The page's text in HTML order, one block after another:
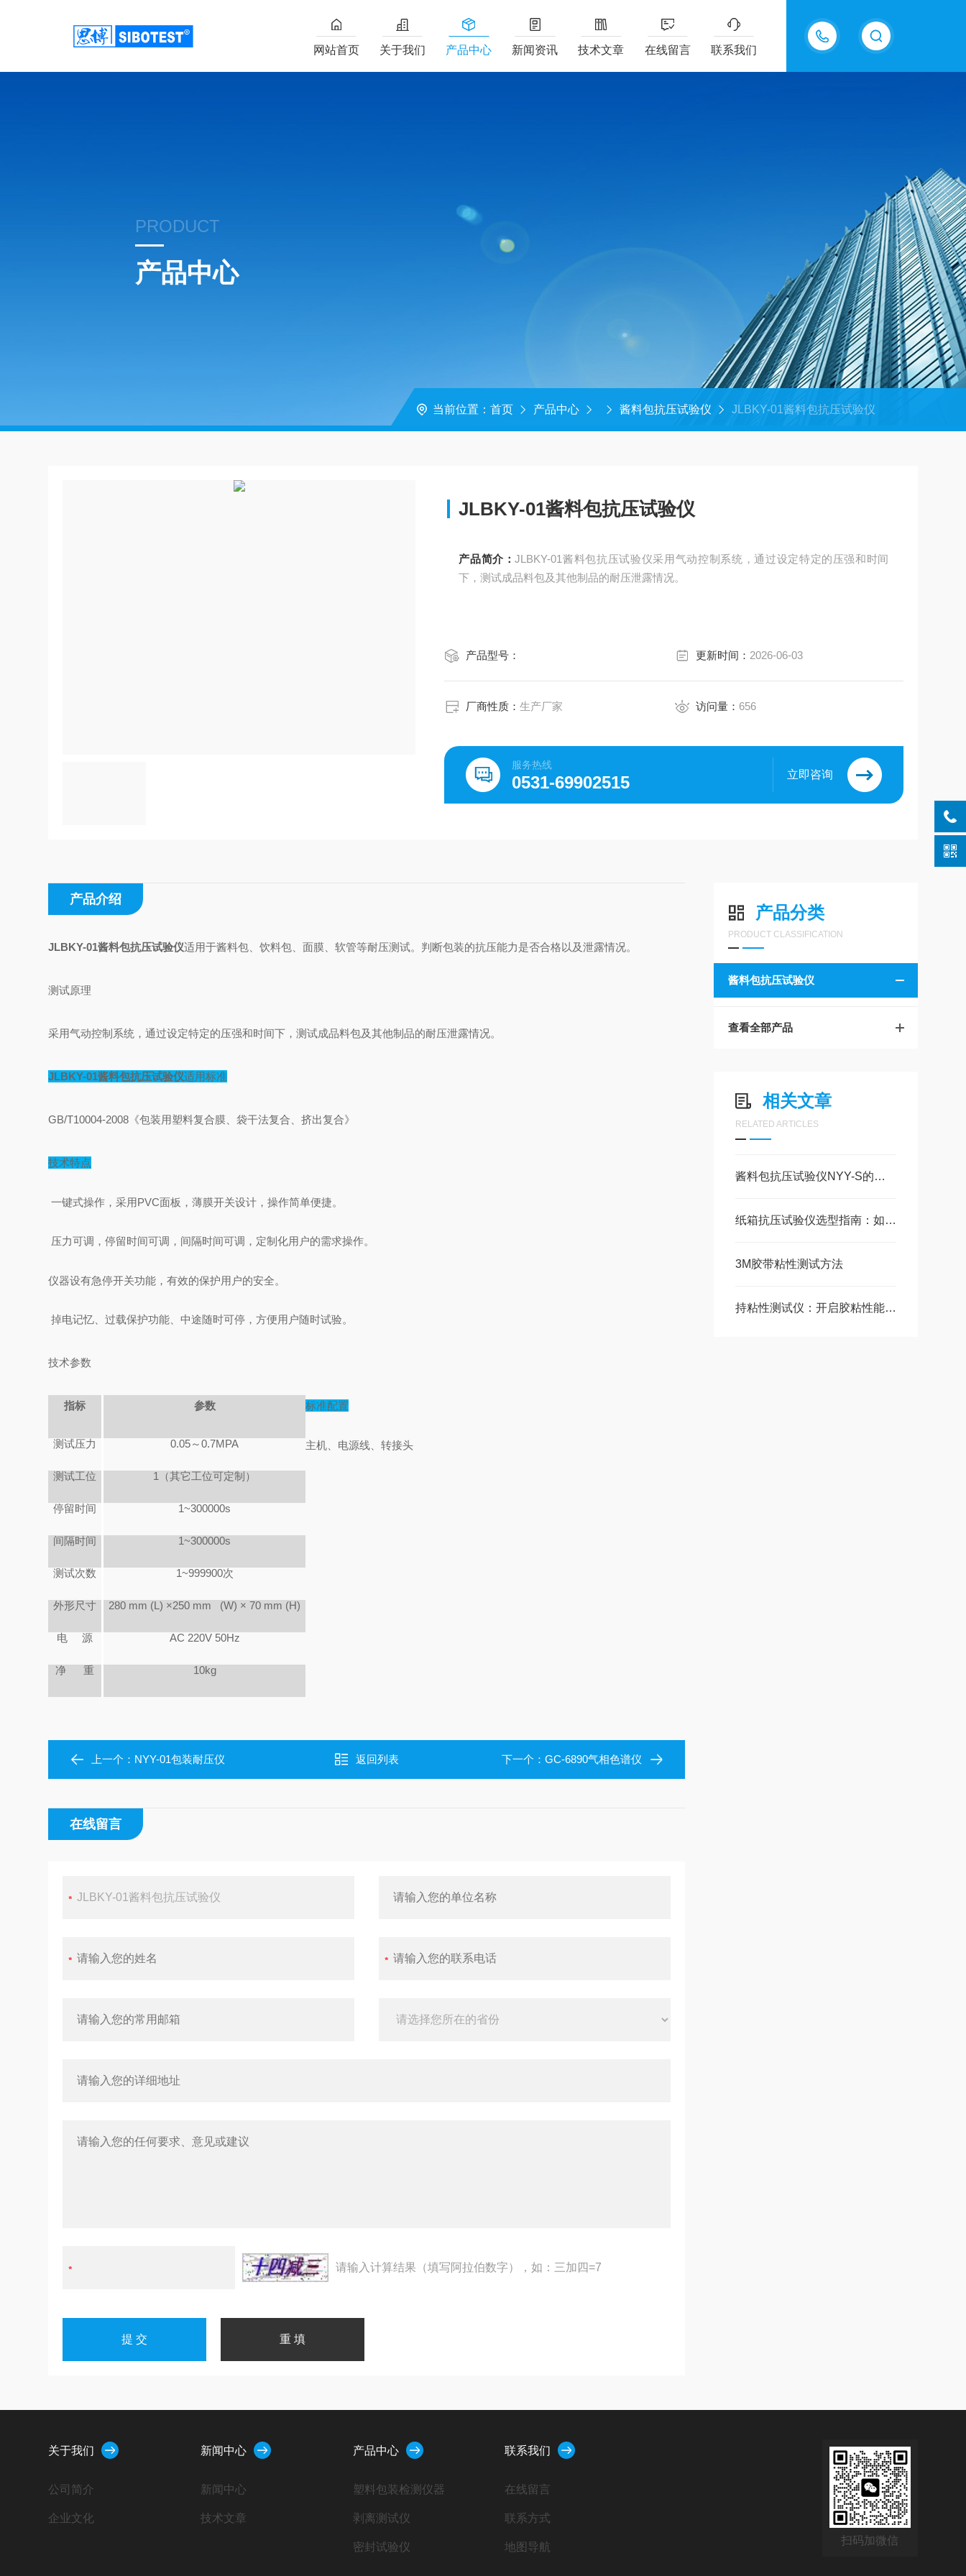
15098975615
网站首页 关于我们 产品中心 新闻资讯 技术文章 在线留言 联系我们
PRODUCT
产品中心
当前位置： 首页 产品中心 酱料包抗压试验仪 JLBKY-01酱料包抗压试验仪
JLBKY-01酱料包抗压试验仪
产品简介：JLBKY-01酱料包抗压试验仪采用气动控制系统，通过设定特定的压强和时间
下，测试成品料包及其他制品的耐压泄露情况。
产品型号： 更新时间： 2026-06-03
厂商性质：生产厂家 访问量： 656
服务热线
0531-69902515 立即咨询
产品分类
PRODUCT CLASSIFICATION
酱料包抗压试验仪
查看全部产品
相关文章
RELATED ARTICLES
酱料包抗压试验仪NYY-S的测试原理和试验步骤
纸箱抗压试验仪选型指南：如何根据测试需求选择合适的量程、精度与测试模式？
3M胶带粘性测试方法
持粘性测试仪：开启胶粘性能评估的新时代
产品介绍
JLBKY-01酱料包抗压试验仪适用于酱料包、饮料包、面膜、软管等耐压测试。判断包装的抗压能力是否合格以及泄露情况。
测试原理
采用气动控制系统，通过设定特定的压强和时间下，测试成品料包及其他制品的耐压泄露情况。
JLBKY-01酱料包抗压试验仪适用标准
GB/T10004-2008《包装用塑料复合膜、袋干法复合、挤出复合》
技术特点
一键式操作，采用PVC面板，薄膜开关设计，操作简单便捷。
压力可调，停留时间可调，间隔时间可调，定制化用户的需求操作。
仪器设有急停开关功能，有效的保护用户的安全。
掉电记忆、过载保护功能、中途随时可停，方便用户随时试验。
技术参数
指标 参数
测试压力 0.05～0.7MPA
测试工位 1 （其它工位可定制）
停留时间 1~300000s
间隔时间 1~300000s
测试次数 1~999900次
外形尺寸 280 mm (L) ×250 mm (W) × 70 mm (H)
电 源 AC 220V 50Hz
净 重 10kg
标准配置
主机、电源线、转接头
上一个： NYY-01包装耐压仪 返回列表 下一个： GC-6890气相色谱仪
在线留言
请输入计算结果（填写阿拉伯数字），如：三加四=7
关于我们
公司简介
企业文化
新闻中心
新闻中心
技术文章
产品中心
塑料包装检测仪器
剥离测试仪
密封试验仪
联系我们
在线留言
联系方式
地图导航
扫码加微信